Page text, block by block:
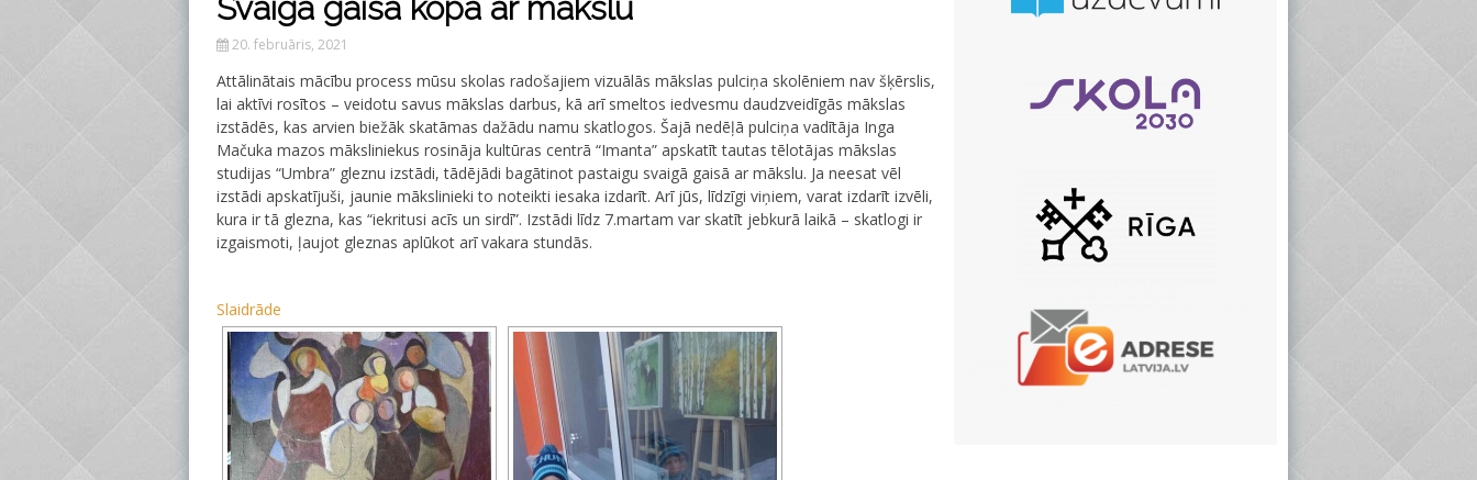
Svaigā gaisā kopā ar mākslu
20. februāris, 2021
Attālinātais mācību process mūsu skolas radošajiem vizuālās mākslas pulciņa skolēniem nav šķērslis,
lai aktīvi rosītos – veidotu savus mākslas darbus, kā arī smeltos iedvesmu daudzveidīgās mākslas
izstādēs, kas arvien biežāk skatāmas dažādu namu skatlogos. Šajā nedēļā pulciņa vadītāja Inga
Mačuka mazos māksliniekus rosināja kultūras centrā “Imanta” apskatīt tautas tēlotājas mākslas
studijas “Umbra” gleznu izstādi, tādējādi bagātinot pastaigu svaigā gaisā ar mākslu. Ja neesat vēl
izstādi apskatījuši, jaunie mākslinieki to noteikti iesaka izdarīt. Arī jūs, līdzīgi viņiem, varat izdarīt izvēli,
kura ir tā glezna, kas “iekritusi acīs un sirdī”. Izstādi līdz 7.martam var skatīt jebkurā laikā – skatlogi ir
izgaismoti, ļaujot gleznas aplūkot arī vakara stundās.
Slaidrāde